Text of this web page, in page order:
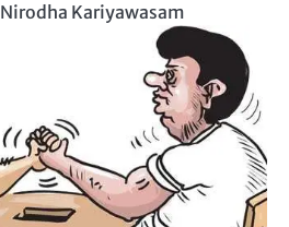
Nirodha Kariyawasam